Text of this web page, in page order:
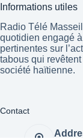
Informations utiles
Radio Télé
quotidien engagé
pertinentes sur
tabous qui
société haïtienne.
Contact